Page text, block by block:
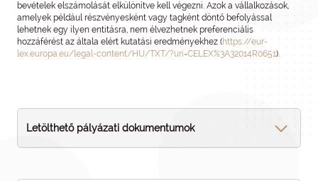
bevételek elszámolását elkülönítve kell végezni. Azok a vállalkozások,
amelyek például részvényesként vagy tagként döntő befolyással
lehetnek egy ilyen entitásra, nem élvezhetnek preferenciális
hozzáférést az általa elért kutatási eredményekhez (https://eur-
lex.europa.eu/legal-content/HU/TXT/?uri=CELEX%3A32014R0651).
Letölthető pályázati dokumentumok